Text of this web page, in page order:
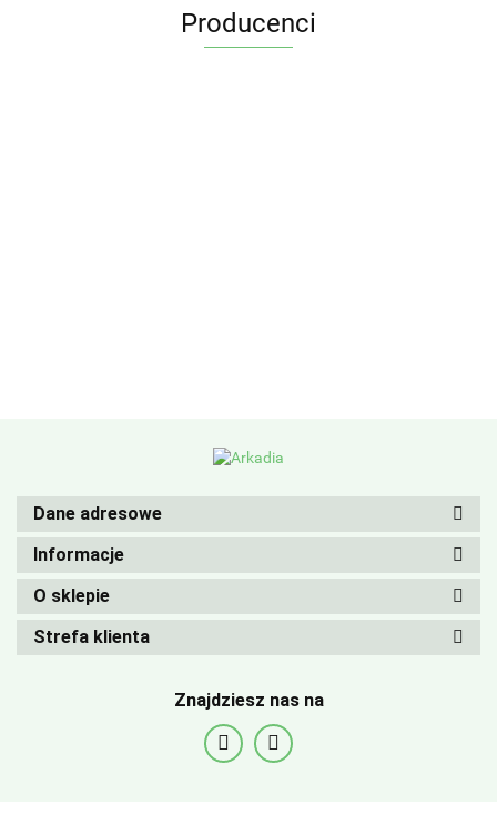
Producenci
Dane adresowe
Informacje
O sklepie
Strefa klienta
Znajdziesz nas na